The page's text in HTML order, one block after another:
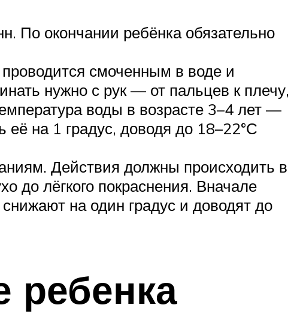
По окончании ребёнка обязательно
смоченным в воде и
нужно с рук — от пальцев к плечу,
воды в возрасте 3–4 лет —
на 1 градус, доводя до 18–22°С
Действия должны происходить в
до лёгкого покраснения. Вначале
на один градус и доводят до
ребенка